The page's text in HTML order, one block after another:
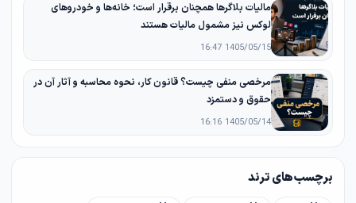
مالیات بلاگرها همچنان برقرار است؛ خانه‌ها و خودروهای
لوکس نیز مشمول مالیات هستند
1405/05/15 16:47
مرخصی منفی چیست؟ قانون کار، نحوه محاسبه و آثار آن در
حقوق و دستمزد
1405/05/14 16:16
برچسب های ترند